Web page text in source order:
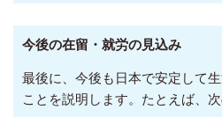
今後の在留・就労の見込み
最後に、今後も日本で安定して
ことを説明します。たとえば、次